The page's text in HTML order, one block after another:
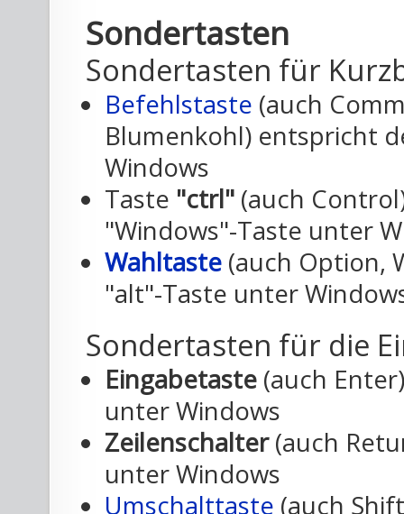
Sondertasten
Sondertasten für
Befehlstaste (auch
Blumenkohl) entspricht
Windows
Taste "ctrl" (auch
"Windows"-Taste unter
Wahltaste (auch Option,
"alt"-Taste unter
Sondertasten für die
Eingabetaste (auch
unter Windows
Zeilenschalter(auch
unter Windows
Umschalttaste (auch